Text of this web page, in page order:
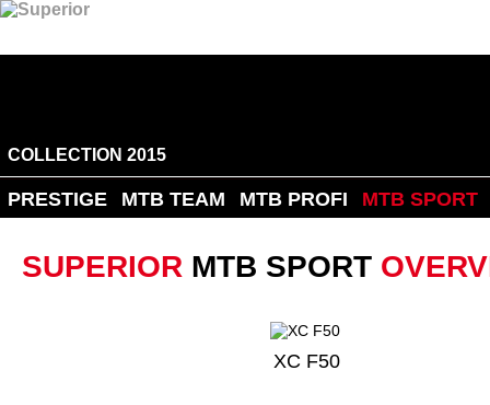
COLLECTION 2015
PRESTIGE MTB TEAM MTB PROFI MTB SPORT
SUPERIOR MTB SPORT
XC F50